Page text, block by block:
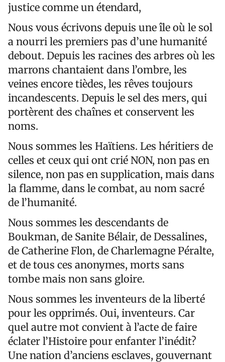
justice comme un étendard,
Nous vous écrivons depuis une île où le sol
a nourri les premiers pas d’une humanité
debout. Depuis les racines des arbres où les
marrons chantaient dans l’ombre, les
veines encore tièdes, les rêves toujours
incandescents. Depuis le sel des mers, qui
portèrent des chaînes et conservent les
noms.
Nous sommes les Haïtiens. Les héritiers de
celles et ceux qui ont crié NON, non pas en
silence, non pas en supplication, mais dans
la flamme, dans le combat, au nom sacré
de l’humanité.
Nous sommes les descendants de
Boukman, de Sanite Bélair, de Dessalines,
de Catherine Flon, de Charlemagne Péralte,
et de tous ces anonymes, morts sans
tombe mais non sans gloire.
Nous sommes les inventeurs de la liberté
pour les opprimés. Oui, inventeurs. Car
quel autre mot convient à l’acte de faire
éclater l’Histoire pour enfanter l’inédit?
Une nation d’anciens esclaves, gouvernant